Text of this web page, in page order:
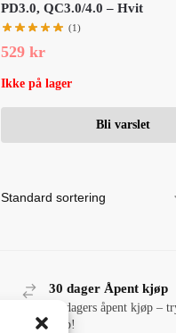
PD3.0, QC3.0/4.0 – Hvit
(1)
529 kr
Ikke på lager
Bli varslet
30 dager Åpent kjøp
30 dagers åpent kjøp –
kjøp!